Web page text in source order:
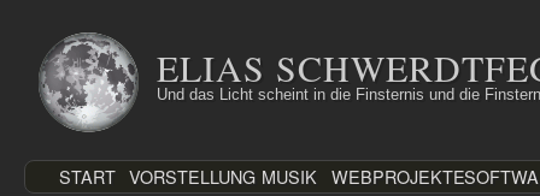
Inhalt
springen
ELIAS
Und das Licht scheint in die Finsternis und die
START VORSTELLUNG MUSIK WEBPROJEKTE